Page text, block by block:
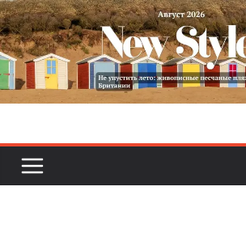
Skip
to
content